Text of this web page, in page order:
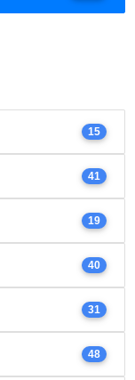
15
41
19
40
31
48